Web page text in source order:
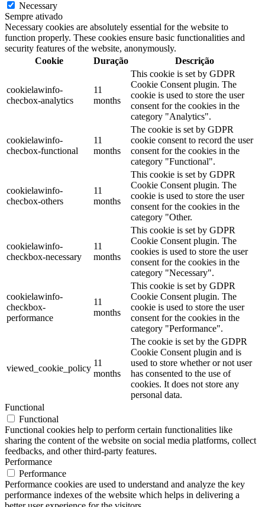
Necessary
Sempre ativado
Necessary cookies are absolutely essential for the website to
function properly. These cookies ensure basic functionalities and
security features of the website, anonymously.
Cookie
Duração Descrição
cookielawinfo-
checbox-analytics
11
months
This cookie is set by GDPR
Cookie Consent plugin. The
cookie is used to store the user
consent for the cookies in the
category "Analytics".
cookielawinfo-
checbox-functional
11
months
The cookie is set by GDPR
cookie consent to record the user
consent for the cookies in the
category "Functional".
cookielawinfo-
checbox-others
11
months
This cookie is set by GDPR
Cookie Consent plugin. The
cookie is used to store the user
consent for the cookies in the
category "Other.
cookielawinfo-
checkbox-necessary
11
months
This cookie is set by GDPR
Cookie Consent plugin. The
cookies is used to store the user
consent for the cookies in the
category "Necessary".
cookielawinfo-
checkbox-
performance
11
months
This cookie is set by GDPR
Cookie Consent plugin. The
cookie is used to store the user
consent for the cookies in the
category "Performance".
viewed_cookie_policy
11
months
The cookie is set by the GDPR
Cookie Consent plugin and is
used to store whether or not user
has consented to the use of
cookies. It does not store any
personal data.
Functional
Functional
Functional cookies help to perform certain functionalities like
sharing the content of the website on social media platforms, collect
feedbacks, and other third-party features.
Performance
Performance
Performance cookies are used to understand and analyze the key
performance indexes of the website which helps in delivering a